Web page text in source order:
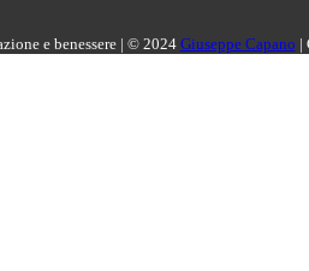
e benessere | © 2024 Giuseppe Capano |